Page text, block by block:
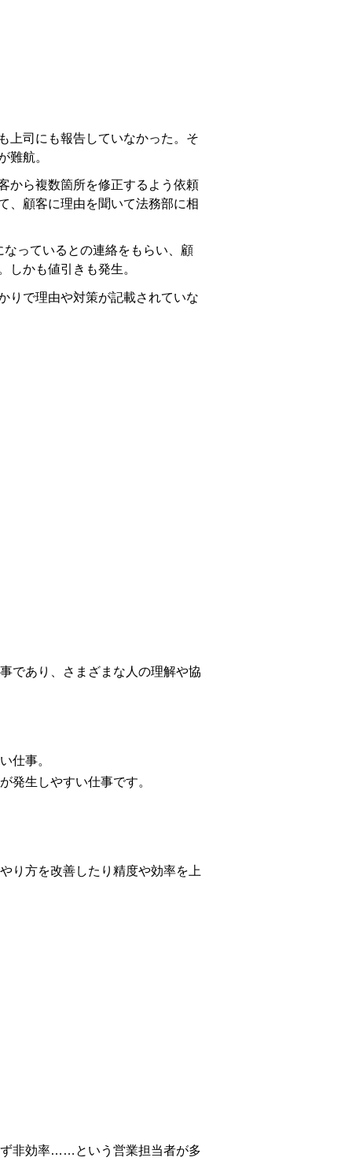
上司にも報告していなかった。そ
難航。
から複数箇所を修正するよう依頼
、顧客に理由を聞いて法務部に相
っているとの連絡をもらい、顧
かも値引きも発生。
りで理由や対策が記載されていな
であり、さまざまな人の理解や協
仕事。
発生しやすい仕事です。
り方を改善したり精度や効率を上
ず非効率……という営業担当者が多